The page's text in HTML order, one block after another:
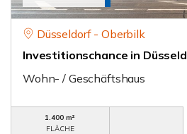
Düsseldorf - Oberbilk
Investitionschance in
Wohn- / Geschäftshaus
1.400 m²
FLÄCHE